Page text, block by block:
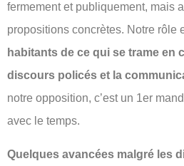
fermement et publiquement, mais
propositions concrètes. Notre rôle
habitants de ce qui se trame en
discours policés et la
notre opposition, c’est un 1er
avec le temps.
Quelques avancées malgré les